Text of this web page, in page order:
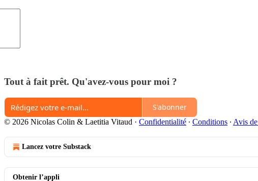
Tout à fait prêt. Qu'avez-vous pour moi ?
S'abonner
© 2026 Nicolas Colin & Laetitia Vitaud · Confidentialité ∙ Conditions ∙ Avis
Lancez votre Substack
Obtenir l’appli